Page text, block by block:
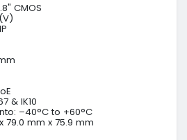
CMOS
& IK10
–40°C to +60°C
79.0 mm x 75.9 mm